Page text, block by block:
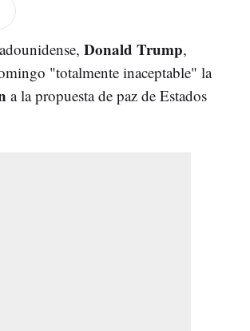
Donald Trump,
"totalmente inaceptable" la
a la propuesta de paz de Estados